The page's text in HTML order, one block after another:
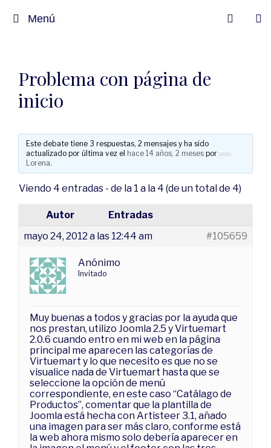
Menú
Problema con página de
inicio
Este debate tiene 3 respuestas, 2 mensajes y ha sido
actualizado por última vez el hace 14 años, 2 mesespor
Lorena.
Viendo 4 entradas - de la 1 a la 4 (de un total de 4)
Autor
Entradas
mayo 24, 2012 a las 12:44 am
#105659
Anónimo
Invitado
Muy buenas a todos y gracias por la ayuda que
nos prestan, utilizo Joomla 2.5 y Virtuemart
2.0.6 cuando entro en mi web en la página
principal me aparecen las categorías de
Virtuemart y lo que necesito es que no se
visualice nada de Virtuemart hasta que se
seleccione la opción de menú
correspondiente, en este caso “Catálago de
Productos”, comentar que la plantilla de
Joomla está hecha con Artisteer 3.1, añado
una imagen para ser más claro, conforme está
la web ahora mismo solo debería aparecer en